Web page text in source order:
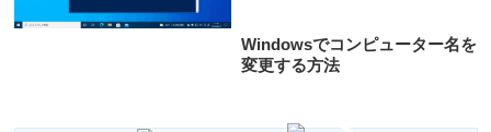
Windowsでコンピューター名を
変更する方法